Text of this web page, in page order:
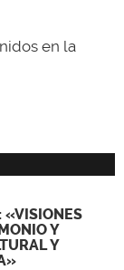
en la
«VISIONES
Y
Y